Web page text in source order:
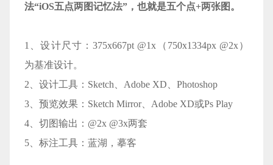
法“iOS五点两图记忆法”，也就是五个点+两张图。
1、设计尺寸：375x667pt @1x（750x1334px @2x）
为基准设计。
2、设计工具：Sketch、Adobe XD、Photoshop
3、预览效果：Sketch Mirror、Adobe XD或Ps Play
4、切图输出：@2x @3x两套
5、标注工具：蓝湖，摹客